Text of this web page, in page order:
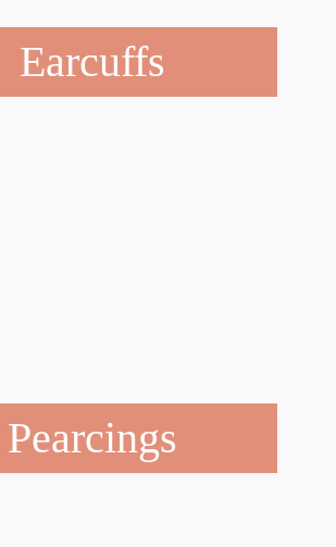
Earcuffs
Pearcings